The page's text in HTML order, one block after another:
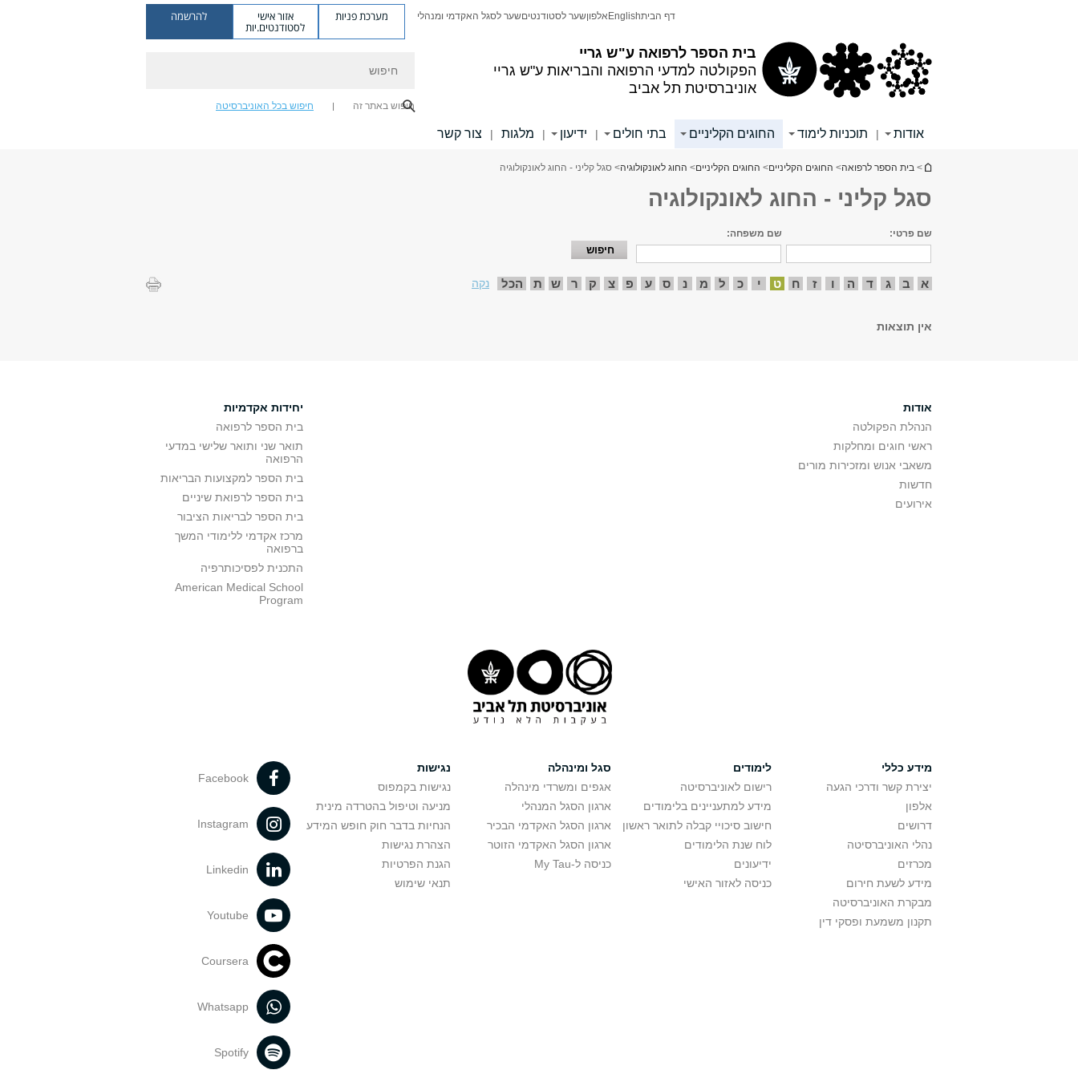
בית הספר לרפואה ע"ש גריי
הפקולטה למדעי הרפואה והבריאות ע"ש גריי
אוניברסיטת תל אביב
דף הביתEnglish אלפוןשער לסטודנטיםשער לסגל האקדמי ומנהלי מערכת פניות אזור אישי
לסטודנטים.יות
להרשמה
חיפוש באתר זה חיפוש בכל האוניברסיטה
אודות | תוכניות לימוד החוגים הקליניים בתי חולים | ידיעון | מלגות | צור קשר
הינך נמצא כאן
> בית הספר לרפואה> החוגים הקליניים> החוגים הקליניים> החוג לאונקולוגיה> סגל קליני - החוג לאונקולוגיה
סגל קליני - החוג לאונקולוגיה
שם פרטי: שם משפחה:
א ב ג ד ה ו ז ח ט י כ ל מ נ ס ע פ צ ק ר ש ת הכל נקה
אין תוצאות
אודות
הנהלת הפקולטה
ראשי חוגים ומחלקות
משאבי אנוש ומזכירות מורים
חדשות
אירועים
יחידות אקדמיות
בית הספר לרפואה
תואר שני ותואר שלישי במדעי
הרפואה
בית הספר למקצועות הבריאות
בית הספר לרפואת שיניים
בית הספר לבריאות הציבור
מרכז אקדמי ללימודי המשך
ברפואה
התכנית לפסיכותרפיה
American Medical School
Program
מידע כללי
יצירת קשר ודרכי הגעה
אלפון
דרושים
נהלי האוניברסיטה
מכרזים
מידע לשעת חירום
מבקרת האוניברסיטה
תקנון משמעת ופסקי דין
לימודים
רישום לאוניברסיטה
מידע למתעניינים בלימודים
חישוב סיכויי קבלה לתואר ראשון
לוח שנת הלימודים
ידיעונים
כניסה לאזור האישי
סגל ומינהלה
אגפים ומשרדי מינהלה
ארגון הסגל המנהלי
ארגון הסגל האקדמי הבכיר
ארגון הסגל האקדמי הזוטר
כניסה ל-My Tau
נגישות
נגישות בקמפוס
מניעה וטיפול בהטרדה מינית
הנחיות בדבר חוק חופש המידע
הצהרת נגישות
הגנת הפרטיות
תנאי שימוש
Facebook
Instagram
Linkedin
Youtube
Coursera
Whatsapp
Spotify